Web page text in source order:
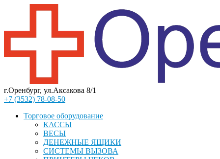
г.Оренбург, ул.Аксакова 8/1
+7 (3532) 78-08-50
Торговое оборудование
КАССЫ
ВЕСЫ
ДЕНЕЖНЫЕ ЯЩИКИ
СИСТЕМЫ ВЫЗОВА